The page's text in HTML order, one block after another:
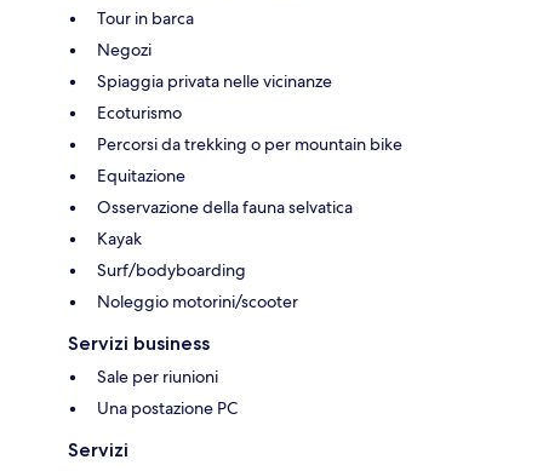
Tour in barca
Negozi
Spiaggia privata nelle vicinanze
Ecoturismo
Percorsi da trekking o per mountain bike
Equitazione
Osservazione della fauna selvatica
Kayak
Surf/bodyboarding
Noleggio motorini/scooter
Servizi business
Sale per riunioni
Una postazione PC
Servizi